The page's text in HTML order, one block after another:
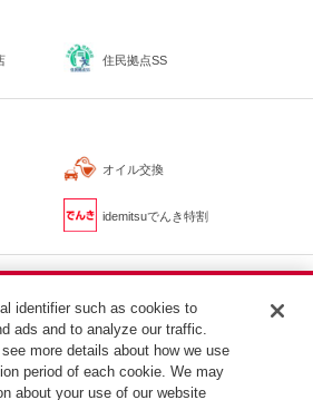
住民拠点SS
オイル交換
idemitsuでんき特割
雲浜山通りSS / 出光リテール販
ー
SS / 出光リテール販売（株）中
identifier such as cookies to
ads and to analyze our traffic.
more details about how we use
period of each cookie. We may
about your use of our website